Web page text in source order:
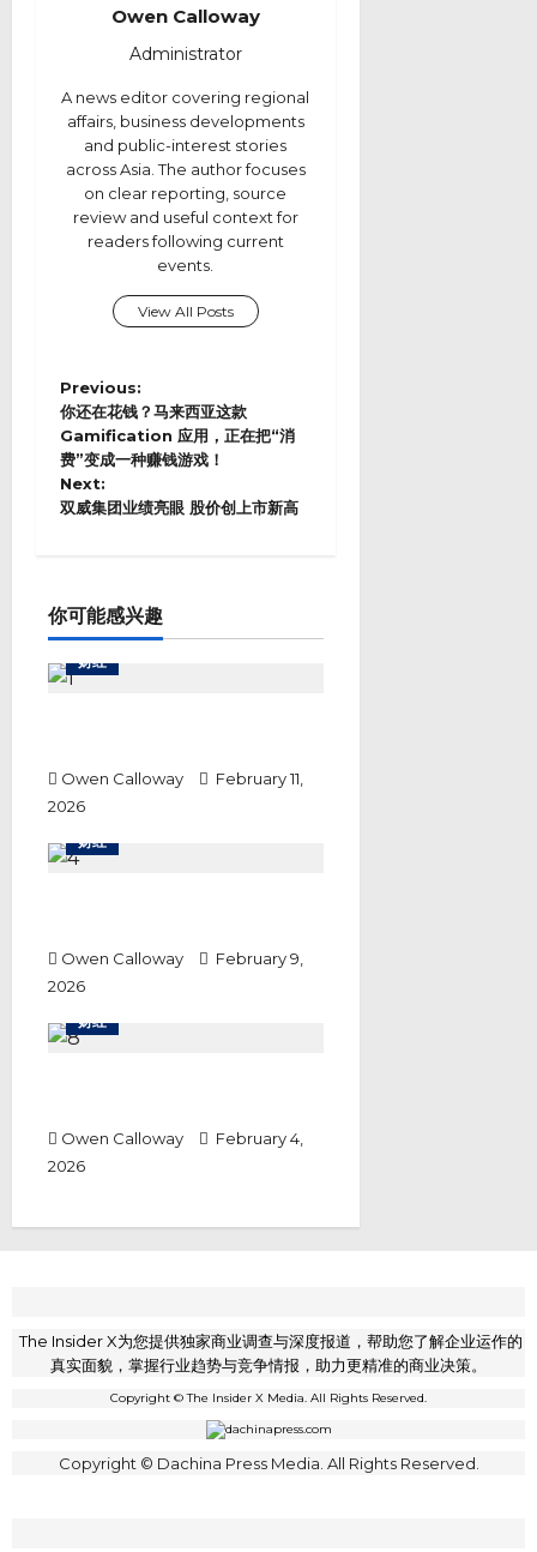
Owen Calloway
Administrator
A news editor covering regional
affairs, business developments
and public-interest stories
across Asia. The author focuses
on clear reporting, source
review and useful context for
readers following current
events.
View All Posts
P
o
s
t
n
a
a
t
i
o
Previous:
你还在花钱？马来西亚这款
Gamification 应用，正在把“消
费”变成一种赚钱游戏！
Next:
双威集团业绩亮眼 股价创上市新高
你可能感兴趣
财经
Owen Calloway
February 11,
2026
财经
Owen Calloway
February 9,
2026
财经
Owen Calloway
February 4,
2026
The Insider X为您提供独家商业调查与深度报道，帮助您了解企业运作的
真实面貌，掌握行业趋势与竞争情报，助力更精准的商业决策。
Copyright © The Insider X Media. All Rights Reserved.
Copyright © Dachina Press Media. All Rights Reserved.